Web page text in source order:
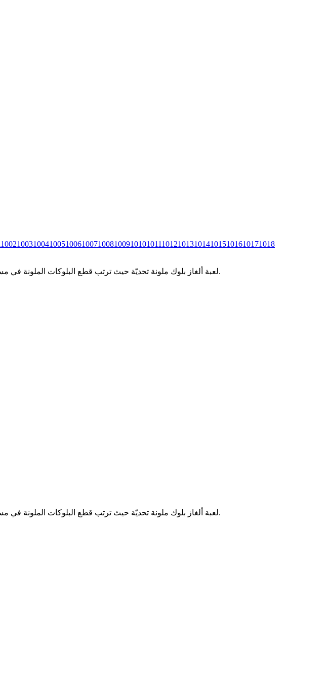
10021003100410051006100710081009101010111012101310141015101610171018
لعبة ألغاز بلوك ملونة تحديّة حيث ترتب قطع البلوكات الملونة في مساحات محدودة. اختبر وعيك المكاني ومهارات التخطيط من خلال مستويات كولور بلوك جام المتزايدة التعقيد.
لعبة ألغاز بلوك ملونة تحديّة حيث ترتب قطع البلوكات الملونة في مساحات محدودة. اختبر وعيك المكاني ومهارات التخطيط من خلال مستويات كولور بلوك جام المتزايدة التعقيد.